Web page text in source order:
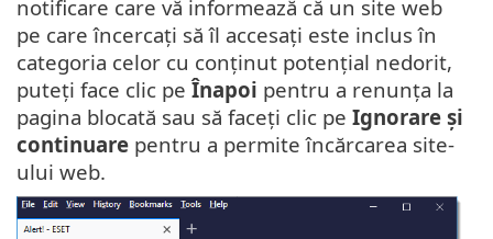
notificare care vă informează că un site web
pe care încercați să îl accesați este inclus în
categoria celor cu conținut potențial nedorit,
puteți face clic pe Înapoi pentru a renunța la
pagina blocată sau să faceți clic pe Ignorare și
continuare pentru a permite încărcarea site-
ului web.